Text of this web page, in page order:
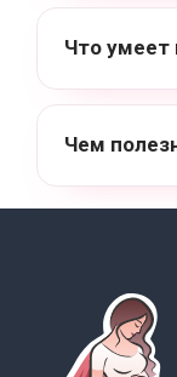
Что умеет
Чем